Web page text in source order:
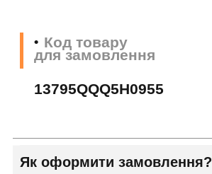
Код товару
для замовлення
13795QQQ5H0955
Як оформити замовлення?